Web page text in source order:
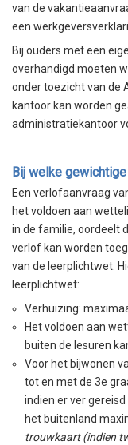
van de
een
Bij ouders met een
overhandigd moeten
onder toezicht van de
kantoor kan worden
administratiekantoor
Bij welke
Een verlofaanvraag
het voldoen aan
in de familie, oordeelt
verlof kan worden
van de leerplichtwet.
leerplichtwet:
Verhuizing:
Het voldoen aan
buiten de lesuren
Voor het bijwonen
tot en met de 3e
indien er ver
het buitenland
trouwkaart (indien